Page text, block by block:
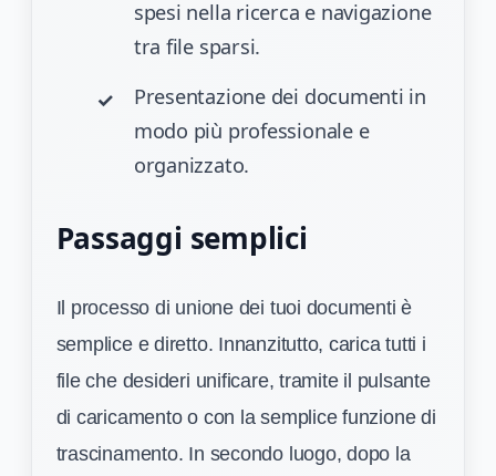
spesi nella ricerca e navigazione
tra file sparsi.
Presentazione dei documenti in
modo più professionale e
organizzato.
Passaggi semplici
Il processo di unione dei tuoi documenti è
semplice e diretto. Innanzitutto, carica tutti i
file che desideri unificare, tramite il pulsante
di caricamento o con la semplice funzione di
trascinamento. In secondo luogo, dopo la